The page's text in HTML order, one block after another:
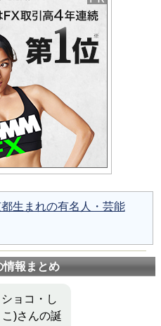
生まれの有名人・芸能
情報まとめ
ョコ・し
)さんの誕